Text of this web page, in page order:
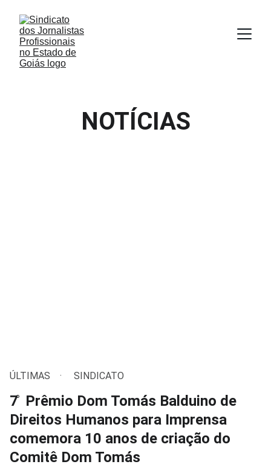
NOTÍCIAS
ÚLTIMAS SINDICATO
7 ̊ Prêmio Dom Tomás Balduino de
Direitos Humanos para Imprensa
comemora 10 anos de criação do
Comitê Dom Tomás